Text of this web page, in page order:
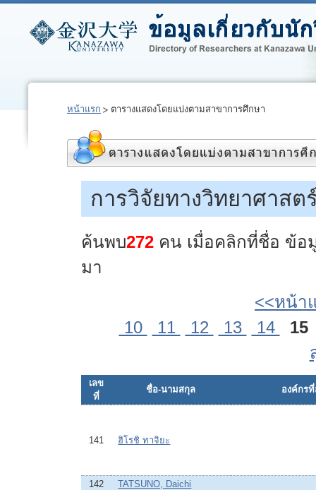
หน้าแรก ตารางแสดงโดยแบ่งตามสาขาการศึกษา
การวิจัยทางวิทยาศาสต
ค้นพบ272 คน เมื่อคลิกที่ชื่อ ข้อ
มา
<<หน้า
10
11 12 13 14
15
เลข
ที่
ชื่อ-นามสกุล องค์กร
141 ฮิโรชิ ทาจิยะ
142 TATSUNO, Daichi